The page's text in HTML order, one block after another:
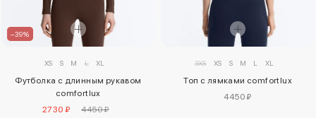
–39%
XS S M L XL
Футболка с длинным рукавом
comfortlux
2730 ₽
4450 ₽
3XS XS S M L XL
Топ с лямками comfortlux
4450 ₽